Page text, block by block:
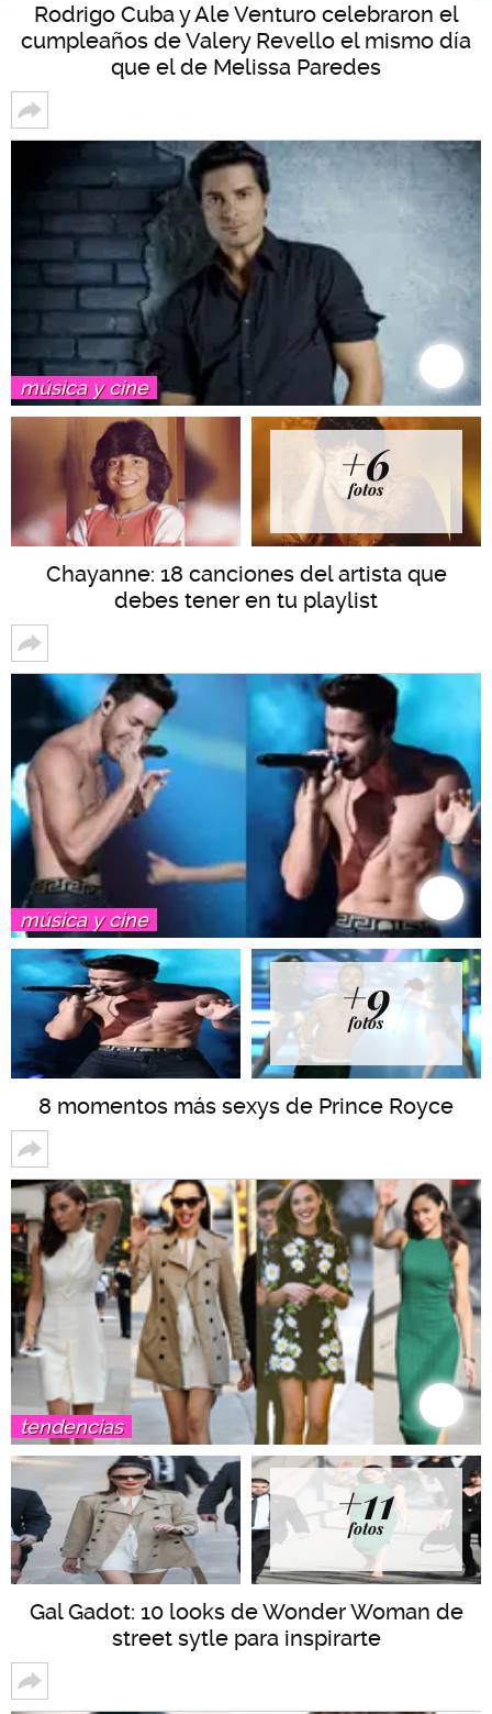
Rodrigo Cuba y Ale Venturo celebraron el
cumpleaños de Valery Revello el mismo día
que el de Melissa Paredes
música y cine
+6
fotos
Chayanne: 18 canciones del artista que
debes tener en tu playlist
música y cine
+9
fotos
8 momentos más sexys de Prince Royce
tendencias
+11
fotos
Gal Gadot: 10 looks de Wonder Woman de
street sytle para inspirarte